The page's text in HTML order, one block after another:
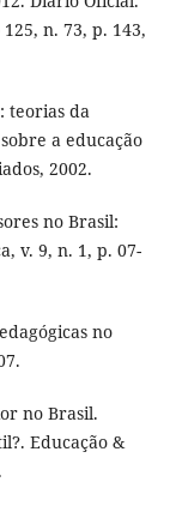
n. 73, p. 143,
teorias da
a educação
2002.
no Brasil:
v. 9, n. 1, p. 07-
no
no Brasil.
Educação &